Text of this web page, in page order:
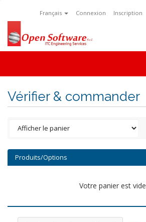
Français Connexion Inscription
Vérifier & commander
Produits/Options
Votre panier est vide